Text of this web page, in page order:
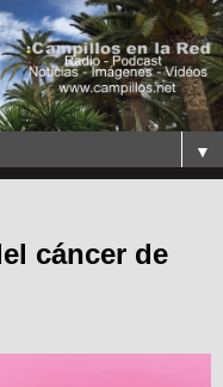
▼
cáncer de